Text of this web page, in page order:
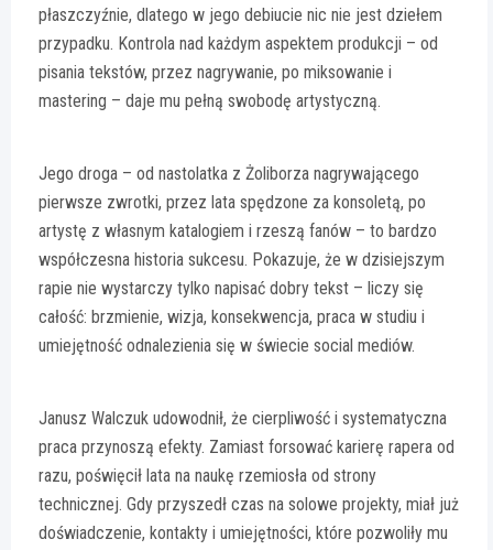
płaszczyźnie, dlatego w jego debiucie nic nie jest dziełem
przypadku. Kontrola nad każdym aspektem produkcji – od
pisania tekstów, przez nagrywanie, po miksowanie i
mastering – daje mu pełną swobodę artystyczną.
Jego droga – od nastolatka z Żoliborza nagrywającego
pierwsze zwrotki, przez lata spędzone za konsoletą, po
artystę z własnym katalogiem i rzeszą fanów – to bardzo
współczesna historia sukcesu. Pokazuje, że w dzisiejszym
rapie nie wystarczy tylko napisać dobry tekst – liczy się
całość: brzmienie, wizja, konsekwencja, praca w studiu i
umiejętność odnalezienia się w świecie social mediów.
Janusz Walczuk udowodnił, że cierpliwość i systematyczna
praca przynoszą efekty. Zamiast forsować karierę rapera od
razu, poświęcił lata na naukę rzemiosła od strony
technicznej. Gdy przyszedł czas na solowe projekty, miał już
doświadczenie, kontakty i umiejętności, które pozwoliły mu